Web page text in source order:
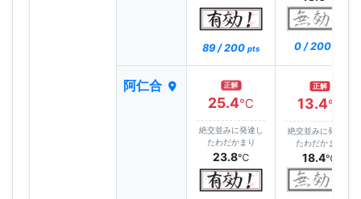
89 / 200 pts 0 / 200
阿仁合 正解
25.4℃
絶交並みに発達し
たわだかまり
23.8℃
正解
13.4℃
絶交並みに発達し
たわだかまり
18.4℃